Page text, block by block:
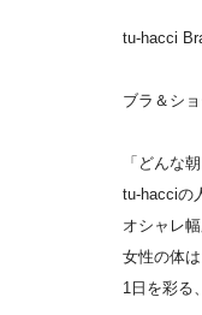
tu-hacci
ブラ＆シ
「どんな
tu-hacciの
オシャレ
女性の体
1日を彩る